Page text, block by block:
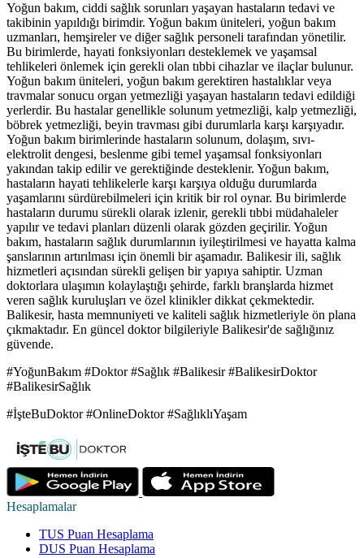
Yoğun bakım, ciddi sağlık sorunları yaşayan hastaların tedavi ve
takibinin yapıldığı birimdir. Yoğun bakım üniteleri, yoğun bakım
uzmanları, hemşireler ve diğer sağlık personeli tarafından yönetilir.
Bu birimlerde, hayati fonksiyonları desteklemek ve yaşamsal
tehlikeleri önlemek için gerekli olan tıbbi cihazlar ve ilaçlar bulunur.
Yoğun bakım üniteleri, yoğun bakım gerektiren hastalıklar veya
travmalar sonucu organ yetmezliği yaşayan hastaların tedavi edildiği
yerlerdir. Bu hastalar genellikle solunum yetmezliği, kalp yetmezliği,
böbrek yetmezliği, beyin travması gibi durumlarla karşı karşıyadır.
Yoğun bakım birimlerinde hastaların solunum, dolaşım, sıvı-
elektrolit dengesi, beslenme gibi temel yaşamsal fonksiyonları
yakından takip edilir ve gerektiğinde desteklenir. Yoğun bakım,
hastaların hayati tehlikelerle karşı karşıya olduğu durumlarda
yaşamlarını sürdürebilmeleri için kritik bir rol oynar. Bu birimlerde
hastaların durumu sürekli olarak izlenir, gerekli tıbbi müdahaleler
yapılır ve tedavi planları düzenli olarak gözden geçirilir. Yoğun
bakım, hastaların sağlık durumlarının iyileştirilmesi ve hayatta kalma
şanslarının artırılması için önemli bir aşamadır. Balikesir ili, sağlık
hizmetleri açısından sürekli gelişen bir yapıya sahiptir. Uzman
doktorlara ulaşımın kolaylaştığı şehirde, farklı branşlarda hizmet
veren sağlık kuruluşları ve özel klinikler dikkat çekmektedir.
Balikesir, hasta memnuniyeti ve kaliteli sağlık hizmetleriyle ön plana
çıkmaktadır. En güncel doktor bilgileriyle Balikesir'de sağlığınız
güvende.
#YoğunBakım #Doktor #Sağlık #Balikesir #BalikesirDoktor
#BalikesirSağlık
#İşteBuDoktor #OnlineDoktor #SağlıklıYaşam
Hesaplamalar
TUS Puan Hesaplama
DUS Puan Hesaplama